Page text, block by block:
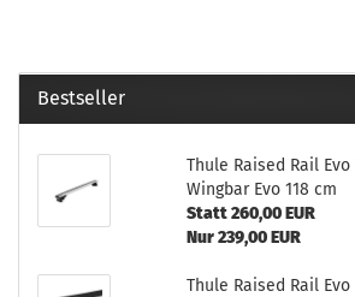
Bestseller
Thule Raised Rail Evo
Wingbar Evo 118 cm
Statt 260,00 EUR
Nur 239,00 EUR
Thule Raised Rail Evo